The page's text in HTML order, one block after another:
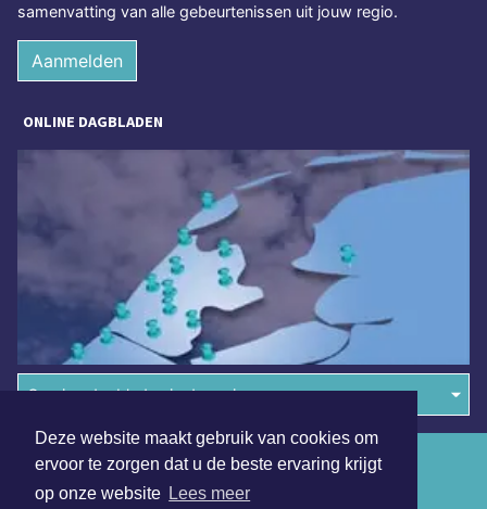
Deze website maakt gebruik van cookies om
ervoor te zorgen dat u de beste ervaring krijgt
op onze website Lees meer
samenvatting van alle gebeurtenissen uit jouw regio.
Aanmelden
ONLINE DAGBLADEN
Overige dagbladen in de regio
Algemene voorwaarden
Disclaimer